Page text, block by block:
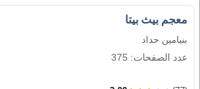
معجم بيث بيتا
بنيامين حداد
عدد الصفحات: 375